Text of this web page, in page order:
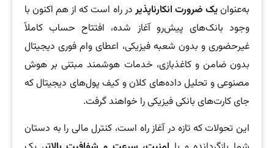
به‌عنوانیک ضرورت انکارناپذیردر راه است که از هم اکنون با
وجود بانک‌های پیش‌رو آغاز شده، افتتاح حساب کاملاً
غیرحضوری و بدون شعبه فیزیکی، اعطای وام فوری دیجیتال
بدون ضامن و کاغذبازی، خدمات هوشمند مبتنی بر هوش
مصنوعی و تحلیل داده‌های کلان و کیف پول‌های دیجیتال که
جای کارت‌های بانکی فیزیکی را خواهند گرفت.
این تحولات که تازه در آغاز راه است، کنترل مالی را به دستان